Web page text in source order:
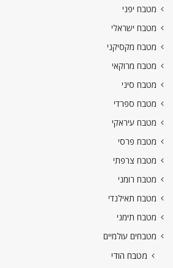
מטבח יפני
מטבח ישראלי
מטבח מקסיקני
מטבח מרוקאי
מטבח סיני
מטבח ספרדי
מטבח עיראקי
מטבח פרסי
מטבח צרפתי
מטבח רומני
מטבח תאילנדי
מטבח תימני
מטבחים עולמיים
מטבח הודי